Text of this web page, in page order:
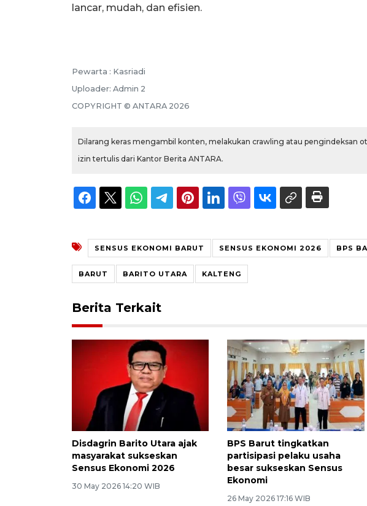
lancar, mudah, dan efisien.
Pewarta : Kasriadi
Uploader: Admin 2
COPYRIGHT © ANTARA 2026
Dilarang keras mengambil konten, melakukan crawling atau pengindeksan
izin tertulis dari Kantor Berita ANTARA.
SENSUS EKONOMI BARUT SENSUS EKONOMI 2026 BPS
BARUT BARITO UTARA KALTENG
Berita Terkait
Disdagrin Barito Utara ajak
masyarakat sukseskan
Sensus Ekonomi 2026
30 May 2026 14:20 WIB
BPS Barut tingkatkan
partisipasi pelaku usaha
besar sukseskan Sensus
Ekonomi
26 May 2026 17:16 WIB